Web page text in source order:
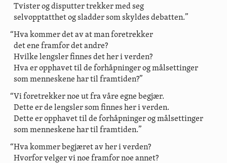
Tvister og disputter trekker med seg
selvopptatthet og sladder som skyldes debatten.”
“Hva kommer det av at man foretrekker
det ene framfor det andre?
Hvilke lengsler finnes det her i verden?
Hva er opphavet til de forhåpninger og målsettinger
som menneskene har til framtiden?”
“Vi foretrekker noe ut fra våre egne begjær.
Dette er de lengsler som finnes her i verden.
Dette er opphavet til de forhåpninger og målsettinger
som menneskene har til framtiden.”
“Hva kommer begjæret av her i verden?
Hvorfor velger vi noe framfor noe annet?